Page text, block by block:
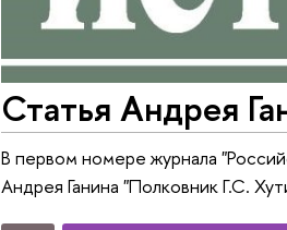
Статья Андрея
В первом номере журнала
Андрея Ганина "Полковник Г.С.